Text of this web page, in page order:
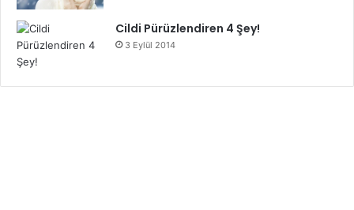
Cildi Pürüzlendiren 4 Şey!
3 Eylül 2014